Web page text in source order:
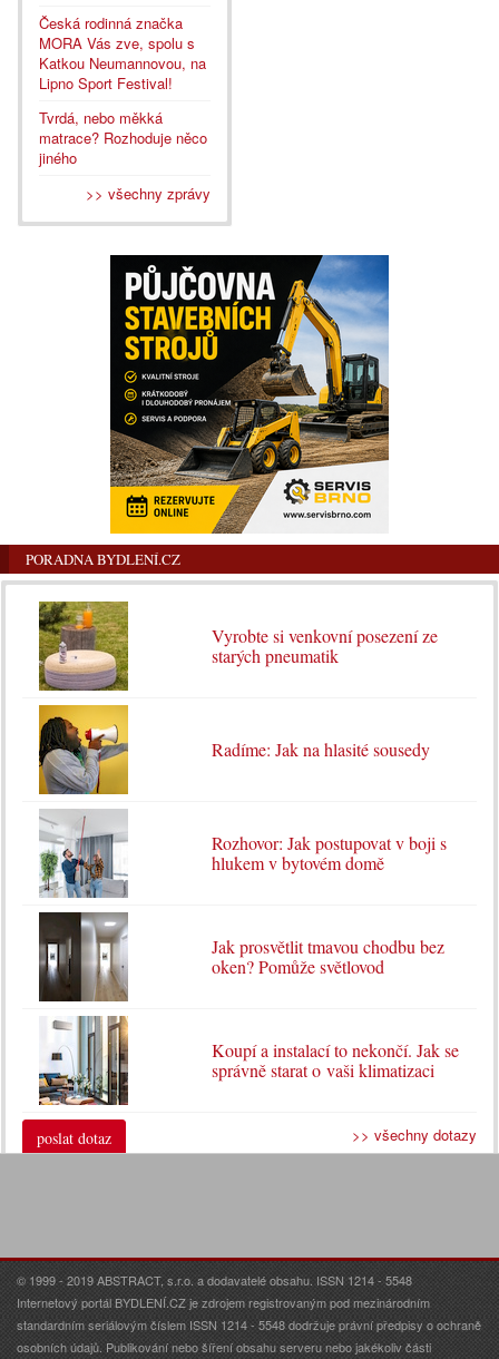
Česká rodinná značka
MORA Vás zve, spolu s
Katkou Neumannovou, na
Lipno Sport Festival!
Tvrdá, nebo měkká
matrace? Rozhoduje něco
jiného
>> všechny zprávy
PORADNA BYDLENÍ.CZ
Vyrobte si venkovní posezení ze
starých pneumatik
Radíme: Jak na hlasité sousedy
Rozhovor: Jak postupovat v boji s
hlukem v bytovém domě
Jak prosvětlit tmavou chodbu bez
oken? Pomůže světlovod
Koupí a instalací to nekončí. Jak se
správně starat o vaši klimatizaci
poslat dotaz >> všechny dotazy
© 1999 - 2019 ABSTRACT, s.r.o. a dodavatelé obsahu. ISSN 1214 - 5548
Internetový portál BYDLENÍ.CZ je zdrojem registrovaným pod mezinárodním
standardním seriálovým číslem ISSN 1214 - 5548 dodržuje právní předpisy o ochraně
osobních údajů. Publikování nebo šíření obsahu serveru nebo jakékoliv části